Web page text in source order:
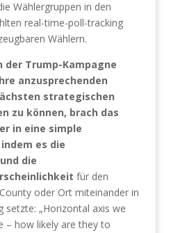
Wählergruppen in den
real-time-poll-tracking
Wählern.
der Trump-Kampagne
anzusprechenden
strategischen
zu können, brach das
in eine simple
es die
die
für den
oder Ort miteinander in
setzte: „Horizontal axis we
– how likely are they to